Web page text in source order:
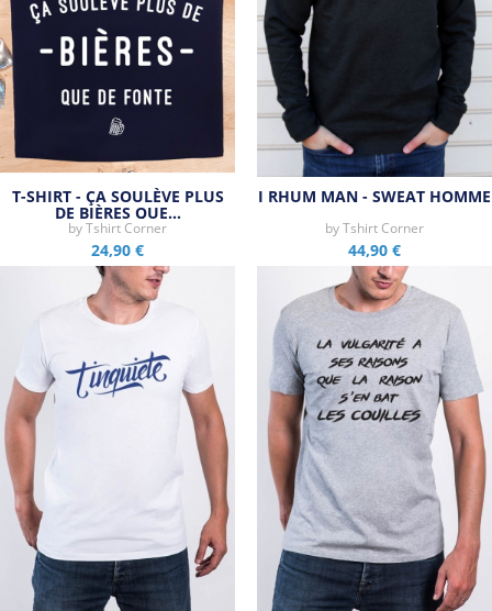
T-SHIRT - ÇA SOULÈVE PLUS
DE BIÈRES QUE…
byTshirt Corner
24,90 €
I RHUM MAN - SWEAT HOMME
byTshirt Corner
44,90 €